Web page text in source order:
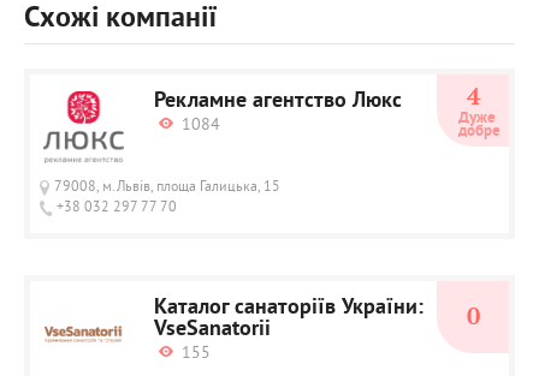
Схожі компанії
Рекламне агентство Люкс
1084
79008, м.Львів, площа Галицька, 15
+38 032 297 77 70
4
Дуже
добре
Каталог санаторіїв України:
VseSanatorii
155
0